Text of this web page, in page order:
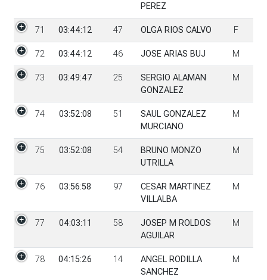
PEREZ
71 03:44:12 47 OLGA RIOS CALVO F
72 03:44:12 46 JOSE ARIAS BUJ M
73 03:49:47 25
SERGIO ALAMAN
GONZALEZ
M
74 03:52:08 51
SAUL GONZALEZ
MURCIANO
M
75 03:52:08 54
BRUNO MONZO
UTRILLA
M
76 03:56:58 97
CESAR MARTINEZ
VILLALBA
M
77 04:03:11 58
JOSEP M ROLDOS
AGUILAR
M
78 04:15:26 14
ANGEL RODILLA
SANCHEZ
M